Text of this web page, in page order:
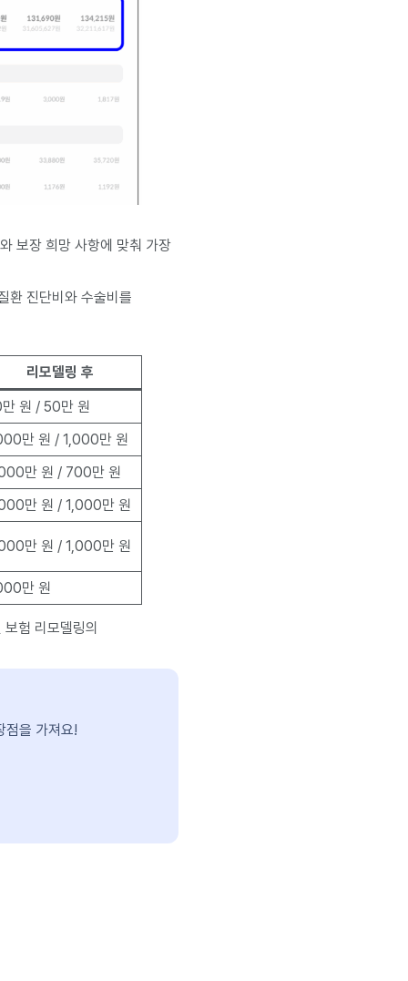
보장 희망 사항에 맞춰 가장
환 진단비와 수술비를
리모델링 후
원 / 50만 원
만 원 / 1,000만 원
만 원 / 700만 원
만 원 / 1,000만 원
만 원 / 1,000만 원
만 원
험 리모델링의
점을 가져요!